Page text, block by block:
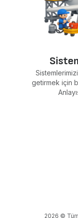
getirmek için
2026 ©